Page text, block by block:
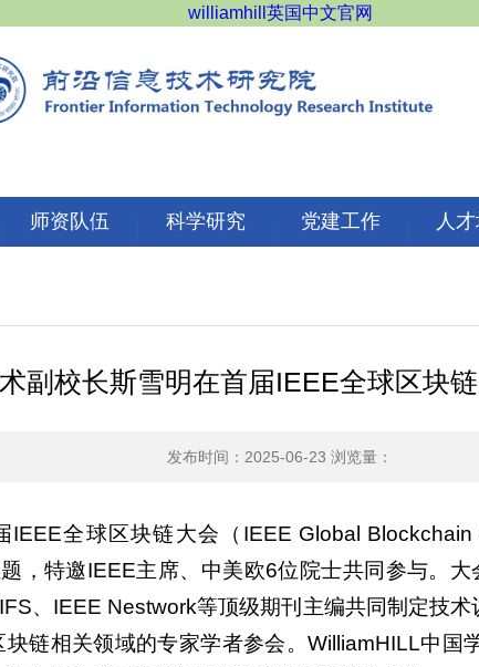
williamhill英国中文官网
师资队伍 科学研究 党建工作 人
副校长斯雪明在首届IEEE全球区块
发布时间：2025-06-23 浏览量：
全球区块链大会（IEEE Global
题，特邀IEEE主席、中美欧6位院士共同参与。
、IEEE Nestwork等顶级期刊主编共同制定技
链相关领域的专家学者参会。WilliamHILL中国